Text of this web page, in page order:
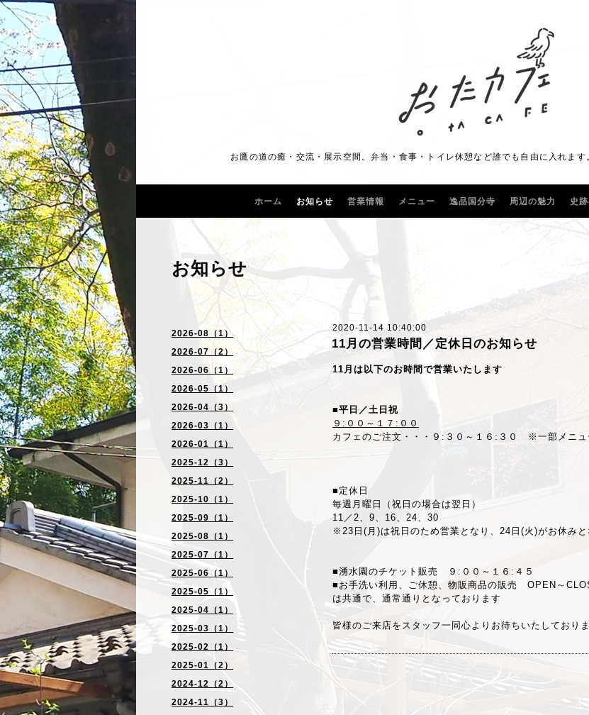
お鷹の道の癒・交流・展示空間。弁当・食事・トイレ休憩など誰でも自由に入れま
ホーム お知らせ 営業情報 メニュー 逸品国分寺 周辺の魅力 史
2026-08（1）
2026-07（2）
2026-06（1）
2026-05（1）
2026-04（3）
2026-03（1）
2026-01（1）
2025-12（3）
2025-11（2）
2025-10（1）
2025-09（1）
2025-08（1）
2025-07（1）
2025-06（1）
2025-05（1）
2025-04（1）
2025-03（1）
2025-02（1）
2025-01（2）
2024-12（2）
2024-11（3）
お知らせ
2020-11-14 10:40:00
11月の営業時間／定休日のお知らせ
11月は以下のお時間で営業いたします
■平日／土日祝
９:００～１７:００
カフェのご注文・・・９:３０～１６:３０ ※一部メニュ
■定休日
毎週月曜日（祝日の場合は翌日）
11／2、9、16、24、30
※23日(月)は祝日のため営業となり、24日(火)がお休み
■湧水園のチケット販売 ９:００～１６:４５
■お手洗い利用、ご休憩、物販商品の販売 OPEN～
は共通で、通常通りとなっております
皆様のご来店をスタッフ一同心よりお待ちいたしており